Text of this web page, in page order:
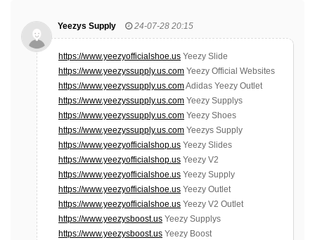
Yeezys Supply 24-07-28 20:15
https://www.yeezyofficialshoe.us Yeezy Slide
https://www.yeezyssupply.us.com Yeezy Official Websites
https://www.yeezyssupply.us.comAdidas Yeezy Outlet
https://www.yeezyssupply.us.com Yeezy Supplys
https://www.yeezyssupply.us.com Yeezy Shoes
https://www.yeezyssupply.us.com Yeezys Supply
https://www.yeezyofficialshop.us Yeezy Slides
https://www.yeezyofficialshop.us Yeezy V2
https://www.yeezyofficialshoe.us Yeezy Supply
https://www.yeezyofficialshoe.us Yeezy Outlet
https://www.yeezyofficialshoe.us Yeezy V2 Outlet
https://www.yeezysboost.us Yeezy Supplys
https://www.yeezysboost.us Yeezy Boost